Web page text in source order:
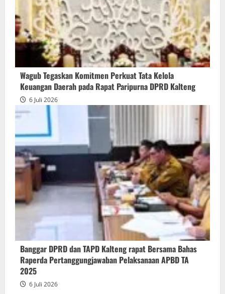
Wagub Tegaskan Komitmen Perkuat Tata Kelola
Keuangan Daerah pada Rapat Paripurna DPRD Kalteng
6 Juli 2026
Banggar DPRD dan TAPD Kalteng rapat Bersama Bahas
Raperda Pertanggungjawaban Pelaksanaan APBD TA
2025
6 Juli 2026